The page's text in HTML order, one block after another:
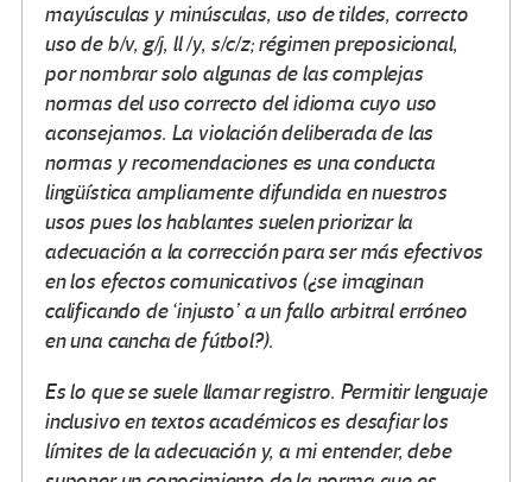
mayúsculas y minúsculas, uso de tildes, correcto
uso de b/v, g/j, ll /y, s/c/z; régimen preposicional,
por nombrar solo algunas de las complejas
normas del uso correcto del idioma cuyo uso
aconsejamos. La violación deliberada de las
normas y recomendaciones es una conducta
lingüística ampliamente difundida en nuestros
usos pues los hablantes suelen priorizar la
adecuación a la corrección para ser más efectivos
en los efectos comunicativos (¿se imaginan
calificando de ‘injusto’ a un fallo arbitral erróneo
en una cancha de fútbol?).
Es lo que se suele llamar registro. Permitir lenguaje
inclusivo en textos académicos es desafiar los
límites de la adecuación y, a mi entender, debe